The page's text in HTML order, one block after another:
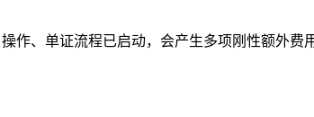
、单证流程已启动，会产生多项刚性额外费